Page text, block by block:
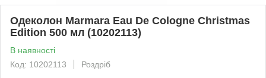
Одеколон Marmara Eau De Cologne Christmas
Edition 500 мл (10202113)
В наявності
Код: 10202113
Роздріб